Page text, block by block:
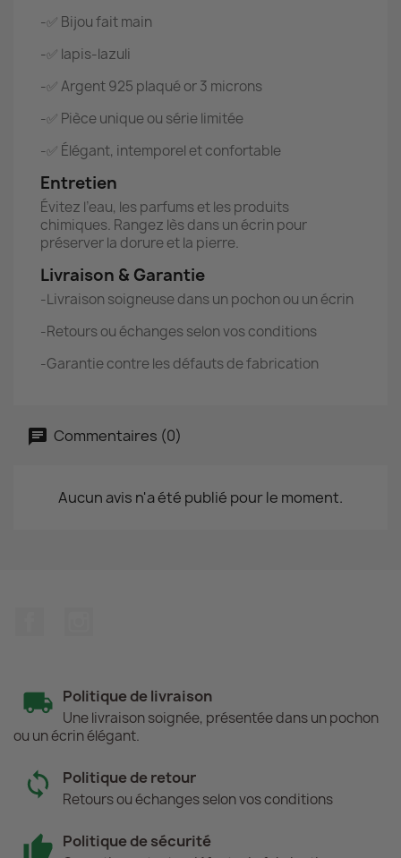
-✅ Bijou fait main
-✅ lapis-lazuli
-✅ Argent 925 plaqué or 3 microns
-✅ Pièce unique ou série limitée
-✅ Élégant, intemporel et confortable
Entretien
Évitez l’eau, les parfums et les produits
chimiques. Rangez lès dans un écrin pour
préserver la dorure et la pierre.
Livraison & Garantie
-Livraison soigneuse dans un pochon ou un écrin
-Retours ou échanges selon vos conditions
-Garantie contre les défauts de fabrication
Commentaires (0)
Aucun avis n'a été publié pour le moment.
Politique de livraison
Une livraison soignée, présentée dans un pochon
ou un écrin élégant.
Politique de retour
Retours ou échanges selon vos conditions
Politique de sécurité